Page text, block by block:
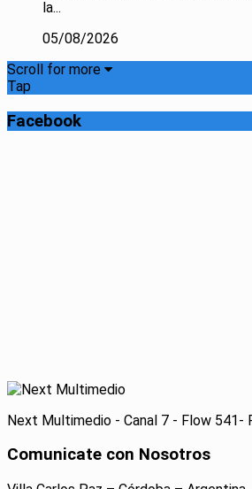
la...
05/08/2026
Scroll for more
Tap
Facebook
Next Multimedio - Canal 7 - Flow 541-
Comunicate con Nosotros